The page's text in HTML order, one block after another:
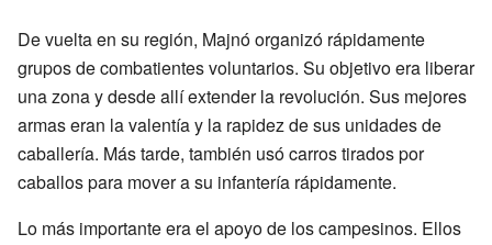
De vuelta en su región, Majnó organizó rápidamente
grupos de combatientes voluntarios. Su objetivo era liberar
una zona y desde allí extender la revolución. Sus mejores
armas eran la valentía y la rapidez de sus unidades de
caballería. Más tarde, también usó carros tirados por
caballos para mover a su infantería rápidamente.
Lo más importante era el apoyo de los campesinos. Ellos